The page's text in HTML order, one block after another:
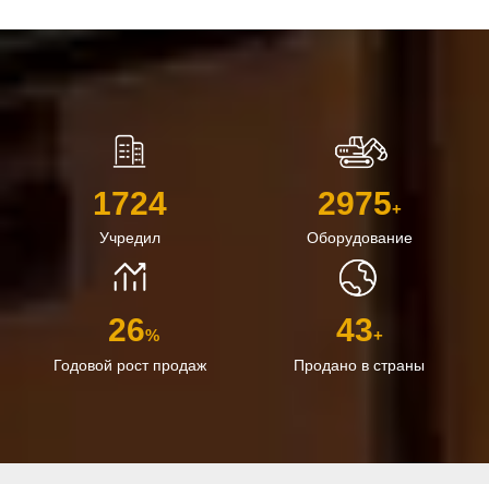
2016
Учредил
3500+
Оборудование
30%
Годовой рост продаж
50+
Продано в страны